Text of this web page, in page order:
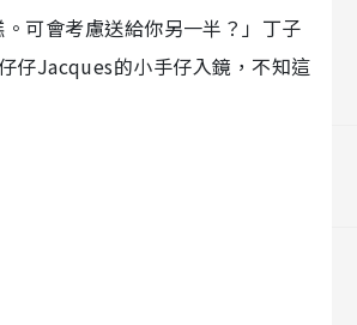
可會考慮送給你另一半？」丁子
仔Jacques的小手仔入鏡，不知這